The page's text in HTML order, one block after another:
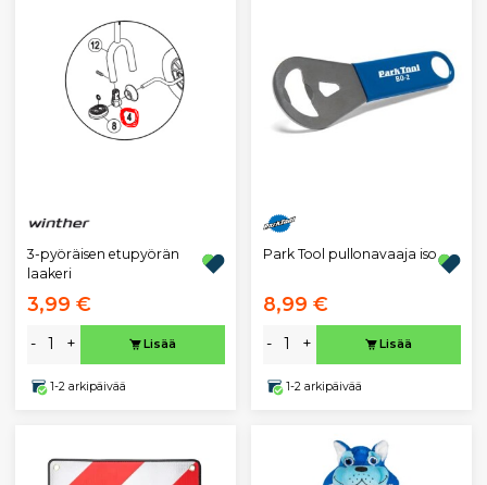
3-pyöräisen etupyörän
laakeri
3,99 €
- + Lisää
1-2 arkipäivää
Park Tool pullonavaaja iso
8,99 €
- + Lisää
1-2 arkipäivää